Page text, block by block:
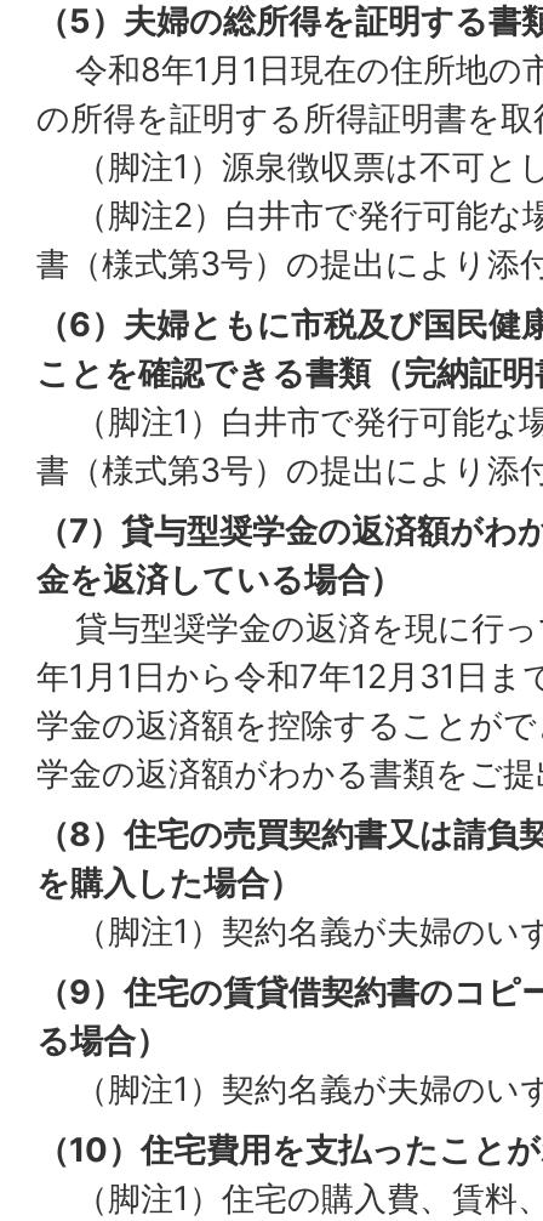
（5）夫婦の総所得を証明する書
令和8年1月1日現在の住所地の
の所得を証明する所得証明書を
（脚注1）源泉徴収票は不可と
（脚注2）白井市で発行可能な
書（様式第3号）の提出により添
（6）夫婦ともに市税及び国民
ことを確認できる書類（完納証明
（脚注1）白井市で発行可能な
書（様式第3号）の提出により添
（7）貸与型奨学金の返済額がわ
金を返済している場合）
貸与型奨学金の返済を現に行
年1月1日から令和7年12月31日ま
学金の返済額を控除することが
学金の返済額がわかる書類をご
（8）住宅の売買契約書又は請負
を購入した場合）
（脚注1）契約名義が夫婦のい
（9）住宅の賃貸借契約書のコ
る場合）
（脚注1）契約名義が夫婦のい
（10）住宅費用を支払ったこと
（脚注1）住宅の購入費、賃料